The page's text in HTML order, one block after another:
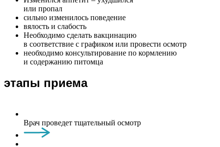
или пропал
сильно изменилось поведение
вялость и слабость
Необходимо сделать вакцинацию
в соответствие с графиком или провести осмотр
необходимо консультирование по кормлению
и содержанию питомца
этапы приема
Врач проведет тщательный осмотр